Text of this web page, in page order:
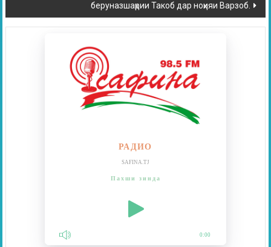
беруназшаҳрии Такоб дар ноҳияи Варзоб.
РАДИО
SAFINA.TJ
Пахши зинда
0:00